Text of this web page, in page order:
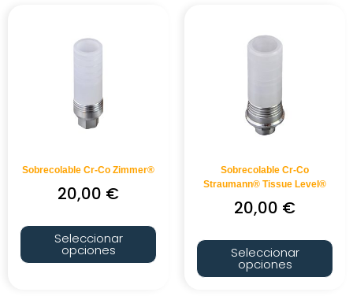
Sobrecolable Cr-Co Zimmer®
20,00 €
Seleccionar
opciones
Sobrecolable Cr-Co
Straumann® Tissue Level®
20,00 €
Seleccionar
opciones